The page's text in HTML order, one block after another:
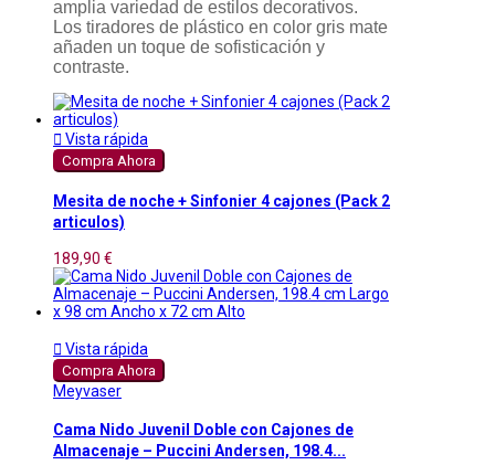
amplia variedad de estilos decorativos.
Los tiradores de plástico en color gris mate
añaden un toque de sofisticación y
contraste.
 Vista rápida
Compra Ahora
Mesita de noche + Sinfonier 4 cajones (Pack 2
articulos)
189,90 €
 Vista rápida
Compra Ahora
Meyvaser
Cama Nido Juvenil Doble con Cajones de
Almacenaje – Puccini Andersen, 198.4...